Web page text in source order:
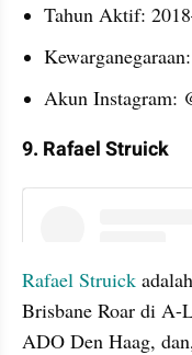
Tahun Aktif:
Akun Instagram:
9. Rafael Struick
Rafael Struick adalah
Brisbane Roar di A-
ADO Den Haag,